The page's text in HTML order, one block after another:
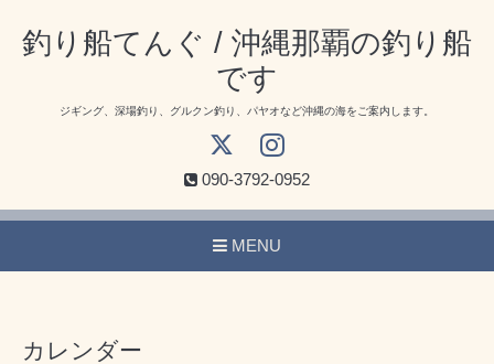
釣り船てんぐ / 沖縄那覇の釣り船
です
ジギング、深場釣り、グルクン釣り、パヤオなど沖縄の海をご案内します。
090-3792-0952
MENU
カレンダー